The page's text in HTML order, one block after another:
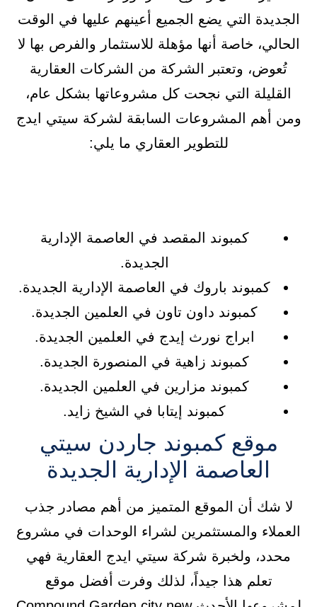
الجديدة التي يضع الجميع أعينهم عليها في الوقت
الحالي، خاصة أنها مؤهلة للاستثمار والفرص بها لا
تُعوض، وتعتبر الشركة من الشركات العقارية
القليلة التي نجحت كل مشروعاتها بشكل عام،
ومن أهم المشروعات السابقة لشركة سيتي ايدج
للتطوير العقاري ما يلي:
كمبوند المقصد في العاصمة الإدارية
الجديدة.
كمبوند باروك في العاصمة الإدارية الجديدة.
كمبوند داون تاون في العلمين الجديدة.
ابراج نورث إيدج في العلمين الجديدة.
كمبوند زاهية في المنصورة الجديدة.
كمبوند مزارين في العلمين الجديدة.
كمبوند إيتابا في الشيخ زايد.
موقع كمبوند جاردن سيتي
العاصمة الإدارية الجديدة
لا شك أن الموقع المتميز من أهم مصادر جذب
العملاء والمستثمرين لشراء الوحدات في مشروع
محدد، ولخبرة شركة سيتي ايدج العقارية فهي
تعلم هذا جيداً، لذلك وفرت أفضل موقع